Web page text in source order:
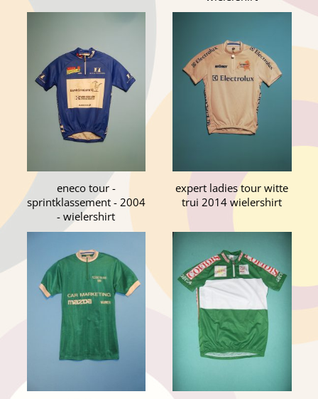
eneco tour -
sprintklassement - 2004
- wielershirt
expert ladies tour witte
trui 2014 wielershirt